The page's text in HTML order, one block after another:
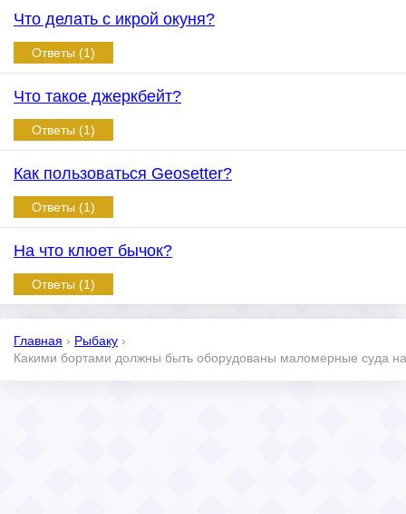
Что делать с икрой окуня?
Ответы (1)
Что такое джеркбейт?
Ответы (1)
Как пользоваться Geosetter?
Ответы (1)
На что клюет бычок?
Ответы (1)
Главная › Рыбаку ›
Какими бортами должны быть оборудованы маломерные суда